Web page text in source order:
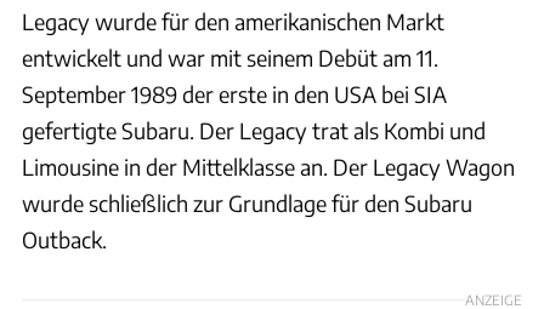
Legacy wurde für den amerikanischen Markt
entwickelt und war mit seinem Debüt am 11.
September 1989 der erste in den USA bei SIA
gefertigte Subaru. Der Legacy trat als Kombi und
Limousine in der Mittelklasse an. Der Legacy Wagon
wurde schließlich zur Grundlage für den Subaru
Outback.
ANZEIGE